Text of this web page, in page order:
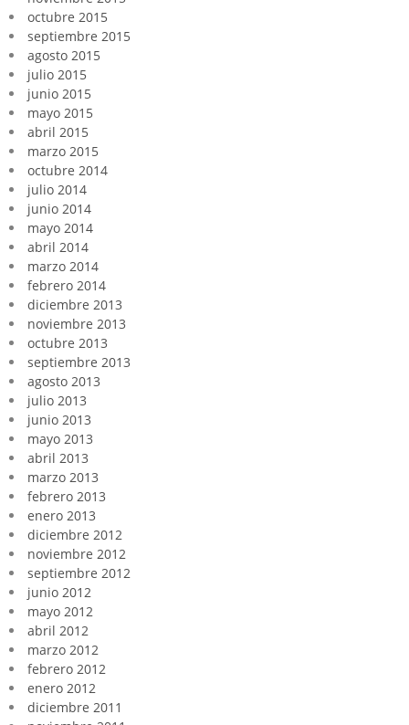
octubre 2015
septiembre 2015
agosto 2015
julio 2015
junio 2015
mayo 2015
abril 2015
marzo 2015
octubre 2014
julio 2014
junio 2014
mayo 2014
abril 2014
marzo 2014
febrero 2014
diciembre 2013
noviembre 2013
octubre 2013
septiembre 2013
agosto 2013
julio 2013
junio 2013
mayo 2013
abril 2013
marzo 2013
febrero 2013
enero 2013
diciembre 2012
noviembre 2012
septiembre 2012
junio 2012
mayo 2012
abril 2012
marzo 2012
febrero 2012
enero 2012
diciembre 2011